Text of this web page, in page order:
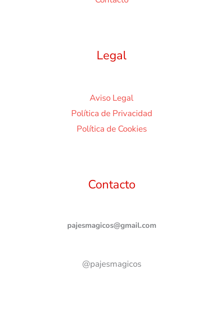
Legal
Aviso Legal
Política de Privacidad
Política de Cookies
Contacto
pajesmagicos@gmail.com
@pajesmagicos